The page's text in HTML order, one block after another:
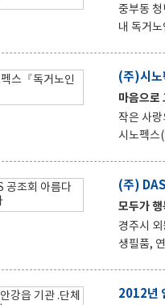
중부동
내 독거노인 5가
원들은 “
해도 어르신
원봉사활
(주)시노
마음으로
작은 사랑
시노펙스
감사와
(주)
모두가
경주시
생필품, 연탄 등(100만
을 모았다고 전했다. 이에 김문호 외동읍장은 (주)DAS 공조회에 감사의 말을 전했고 모
2012년